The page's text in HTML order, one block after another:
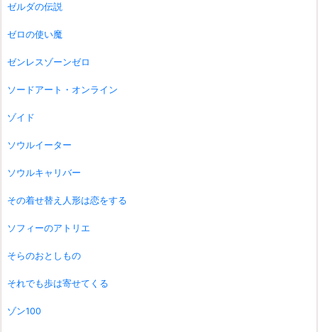
ゼルダの伝説
ゼロの使い魔
ゼンレスゾーンゼロ
ソードアート・オンライン
ゾイド
ソウルイーター
ソウルキャリバー
その着せ替え人形は恋をする
ソフィーのアトリエ
そらのおとしもの
それでも歩は寄せてくる
ゾン100